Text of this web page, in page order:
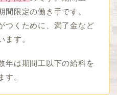
間限定の働き手です。
つくために、満了金など
ます。
年は期間工以下の給料を
す。